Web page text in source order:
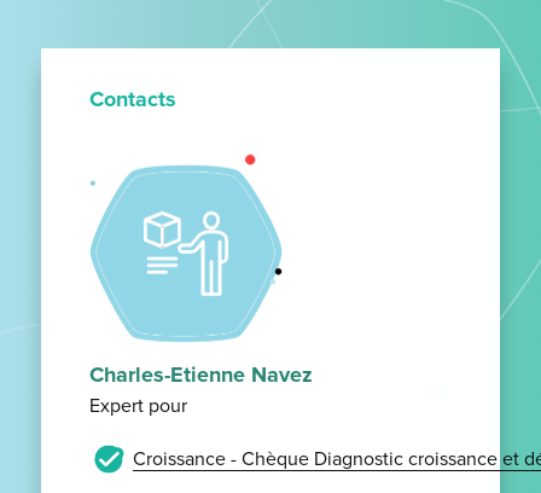
Contacts
Charles-Etienne Navez
Expert pour
Croissance - Chèque Diagnostic croissance et